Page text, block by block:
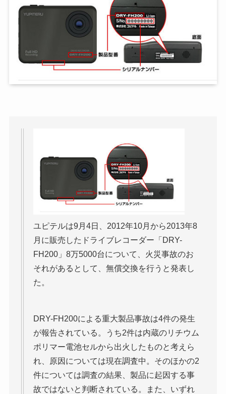
ユピテルは9月4日、2012年10月から2013年8
月に販売したドライブレコーダー「DRY-
FH200」8万5000台について、火災事故のお
それがあるとして、無償交換を行うと発表し
た。
DRY-FH200による重大製品事故は4件の発生
が報告されている。うち2件は内蔵のリチウム
ポリマー電池セルから出火したものと考えら
れ、原因については現在調査中。そのほかの2
件については調査の結果、製品に起因する事
故ではないと判断されている。また、いずれ